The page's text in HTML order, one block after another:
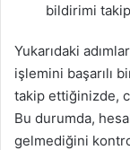
bildirimi
Yukarıdaki
işlemini başarılı
takip ettiğinizde,
Bu durumda,
gelmediğini